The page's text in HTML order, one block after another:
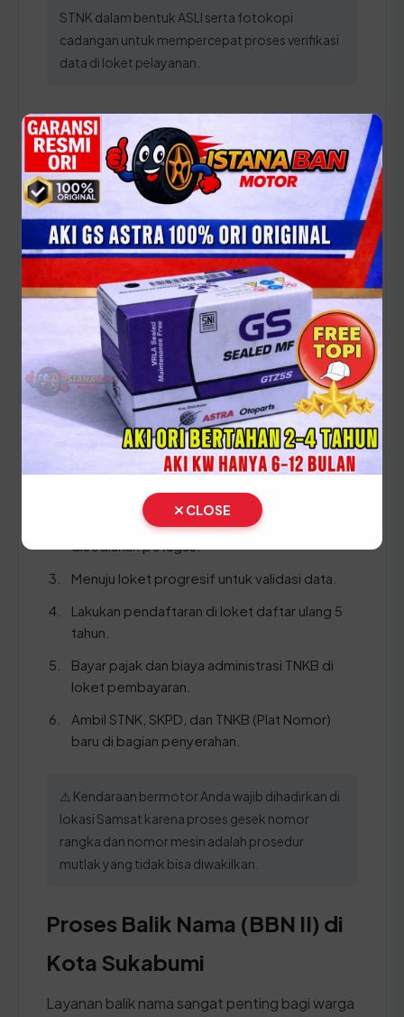
STNK dalam bentuk ASLI serta fotokopi
cadangan untuk mempercepat proses verifikasi
data di loket pelayanan.
Panduan Pajak 5 Tahunan
(Ganti Plat) di Jawa Barat
Setiap lima tahun, pemilik kendaraan wajib
melakukan pergantian pelat nomor dan cek fisik
kendaraan. Siapkan dokumen tambahan ini:
STNK asli
KTP asli
SKPD asli
BPKB asli & copy
Ikuti panduan langkah demi langkah berikut:
Cek Fisik (bawa kendaraan langsung ke area
Ambil & isi formulir pendaftaran yang
Menuju loket progresif untuk validasi data.
Lakukan pendaftaran di loket daftar ulang 5
tahun.
Bayar pajak dan biaya administrasi TNKB di
loket pembayaran.
Ambil STNK, SKPD, dan TNKB (Plat Nomor)
baru di bagian penyerahan.
⚠️ Kendaraan bermotor Anda wajib dihadirkan di
lokasi Samsat karena proses gesek nomor
rangka dan nomor mesin adalah prosedur
mutlak yang tidak bisa diwakilkan.
Proses Balik Nama (BBN II) di
Kota Sukabumi
Layanan balik nama sangat penting bagi warga
CLOSE